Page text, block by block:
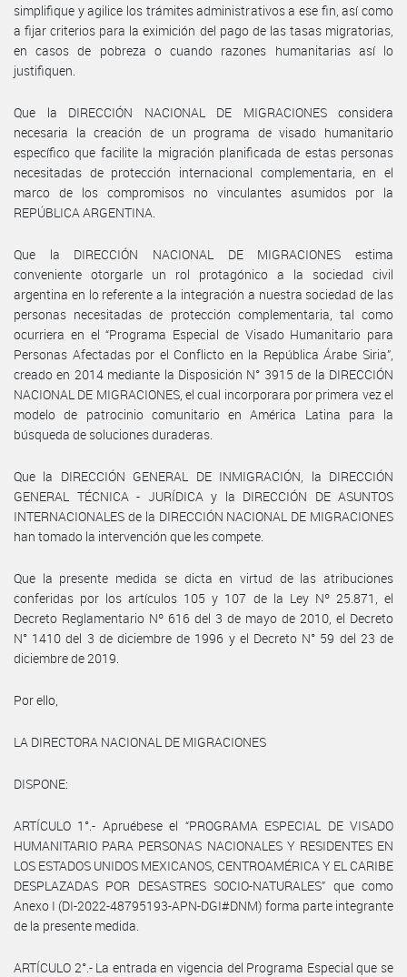
simplifique y agilice los trámites administrativos a ese fin, así como
a fijar criterios para la eximición del pago de las tasas migratorias,
en casos de pobreza o cuando razones humanitarias así lo
justifiquen.
Que la DIRECCIÓN NACIONAL DE MIGRACIONES considera
necesaria la creación de un programa de visado humanitario
específico que facilite la migración planificada de estas personas
necesitadas de protección internacional complementaria, en el
marco de los compromisos no vinculantes asumidos por la
REPÚBLICA ARGENTINA.
Que la DIRECCIÓN NACIONAL DE MIGRACIONES estima
conveniente otorgarle un rol protagónico a la sociedad civil
argentina en lo referente a la integración a nuestra sociedad de las
personas necesitadas de protección complementaria, tal como
ocurriera en el “Programa Especial de Visado Humanitario para
Personas Afectadas por el Conflicto en la República Árabe Siria”,
creado en 2014 mediante la Disposición N° 3915 de la DIRECCIÓN
NACIONAL DE MIGRACIONES, el cual incorporara por primera vez el
modelo de patrocinio comunitario en América Latina para la
búsqueda de soluciones duraderas.
Que la DIRECCIÓN GENERAL DE INMIGRACIÓN, la DIRECCIÓN
GENERAL TÉCNICA - JURÍDICA y la DIRECCIÓN DE ASUNTOS
INTERNACIONALES de la DIRECCIÓN NACIONAL DE MIGRACIONES
han tomado la intervención que les compete.
Que la presente medida se dicta en virtud de las atribuciones
conferidas por los artículos 105 y 107 de la Ley Nº 25.871, el
Decreto Reglamentario Nº 616 del 3 de mayo de 2010, el Decreto
N° 1410 del 3 de diciembre de 1996 y el Decreto N° 59 del 23 de
diciembre de 2019.
Por ello,
LA DIRECTORA NACIONAL DE MIGRACIONES
DISPONE:
ARTÍCULO 1°.- Apruébese el “PROGRAMA ESPECIAL DE VISADO
HUMANITARIO PARA PERSONAS NACIONALES Y RESIDENTES EN
LOS ESTADOS UNIDOS MEXICANOS, CENTROAMÉRICA Y EL CARIBE
DESPLAZADAS POR DESASTRES SOCIO-NATURALES” que como
Anexo I (DI-2022-48795193-APN-DGI#DNM) forma parte integrante
de la presente medida.
ARTÍCULO 2°.- La entrada en vigencia del Programa Especial que se